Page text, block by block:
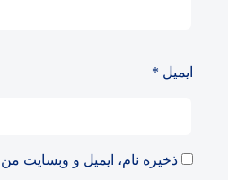
ایمیل *
ذخیره نام، ایمیل و وبسایت